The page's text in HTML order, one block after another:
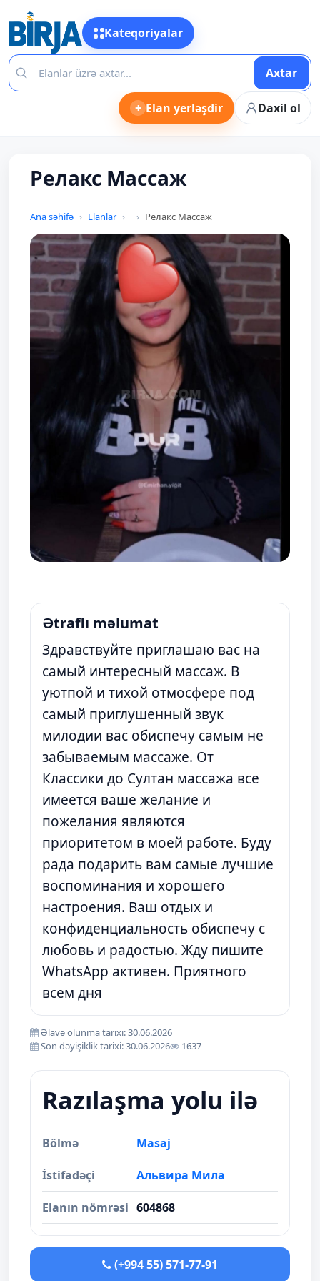
Kateqoriyalar
Axtar
+ Elan yerləşdir Daxil ol
Релакс Массаж
Ana səhifə Elanlar Релакс Массаж
Ətraflı məlumat
Здравствуйте приглашаю вас на
самый интересный массаж. В
уютпой и тихой отмосфере под
самый приглушенный звук
милодии вас обиспечу самым не
забываемым массаже. От
Классики до Султан массажа все
имеется ваше желание и
пожелания являются
приоритетом в моей работе. Буду
рада подарить вам самые лучшие
воспоминания и хорошего
настроения. Ваш отдых и
конфиденциальность обиспечу с
любовь и радостью. Жду пишите
WhatsApp активен. Приятного
всем дня
Əlavə olunma tarixi: 30.06.2026
Son dəyişiklik tarixi: 30.06.2026
1637
Razılaşma yolu ilə
Bölmə Masaj
İstifadəçi Альвира Мила
Elanın nömrəsi 604868
(+994 55) 571-77-91